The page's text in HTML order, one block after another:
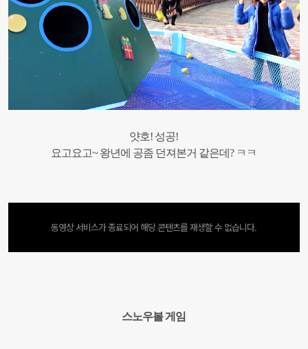
얏호! 성공!
요고요고~ 왕년에 공좀 던져본거 같은데? ㅋㅋ
동영상 서비스가 종료되어 해당 콘텐츠를 재생할 수 없습니다.
스노우볼 게임